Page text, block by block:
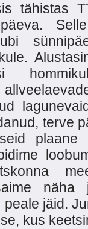
tähistas
terve
plaane
näha
jäid.
kus